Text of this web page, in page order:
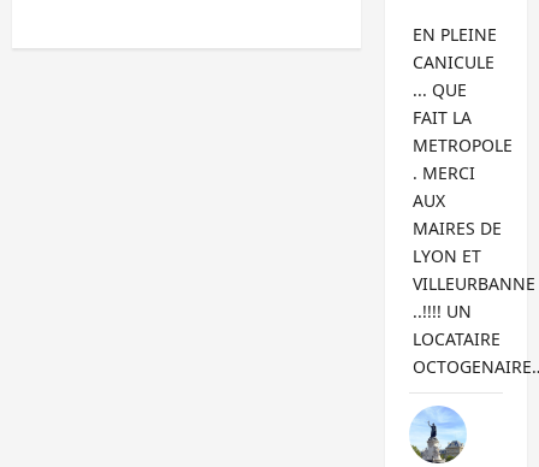
EN PLEINE
CANICULE
... QUE
FAIT LA
METROPOLE
. MERCI
AUX
MAIRES DE
LYON ET
VILLEURBANNE
..!!!! UN
LOCATAIRE